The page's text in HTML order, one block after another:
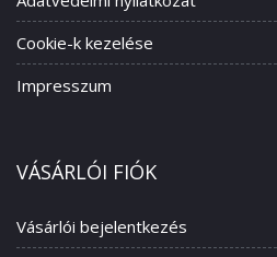
Cookie-k kezelése
Impresszum
VÁSÁRLÓI FIÓK
Vásárlói bejelentkezés